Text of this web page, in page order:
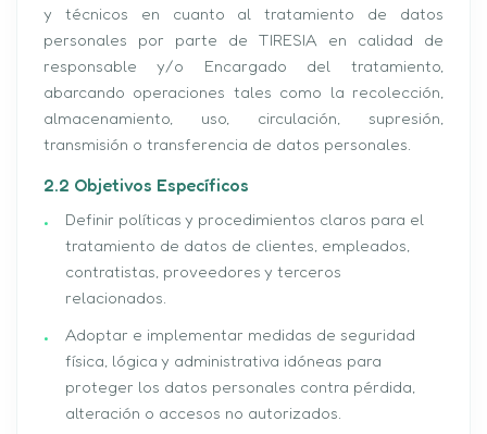
y técnicos en cuanto al tratamiento de datos
personales por parte de TIRESIA en calidad de
responsable y/o Encargado del tratamiento,
abarcando operaciones tales como la recolección,
almacenamiento, uso, circulación, supresión,
transmisión o transferencia de datos personales.
2.2 Objetivos Específicos
Definir políticas y procedimientos claros para el
tratamiento de datos de clientes, empleados,
contratistas, proveedores y terceros
relacionados.
Adoptar e implementar medidas de seguridad
física, lógica y administrativa idóneas para
proteger los datos personales contra pérdida,
alteración o accesos no autorizados.